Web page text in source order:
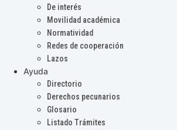
De interés
Movilidad académica
Normatividad
Redes de cooperación
Lazos
Ayuda
Directorio
Derechos pecunarios
Glosario
Listado Trámites